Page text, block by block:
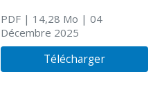
PDF| 14,28 Mo | 04
Décembre 2025
Télécharger